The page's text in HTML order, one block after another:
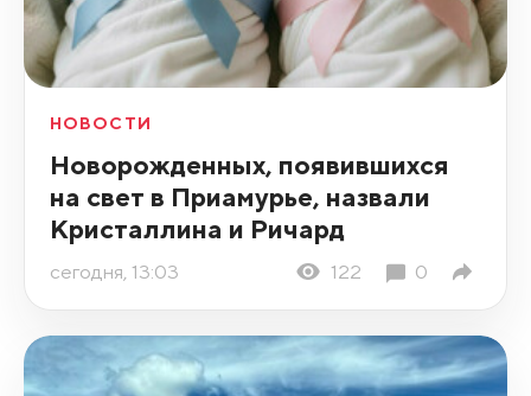
НОВОСТИ
Новорожденных, появившихся
на свет в Приамурье, назвали
Кристаллина и Ричард
сегодня, 13:03 122 0